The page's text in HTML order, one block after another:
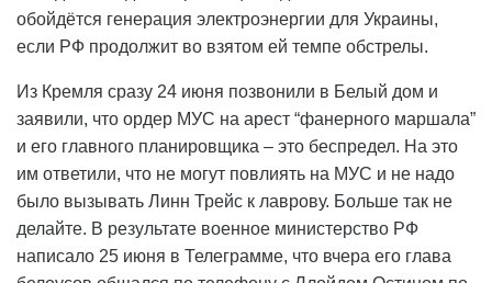
обойдётся генерация электроэнергии для Украины,
если РФ продолжит во взятом ей темпе обстрелы.
Из Кремля сразу 24 июня позвонили в Белый дом и
заявили, что ордер МУС на арест “фанерного маршала”
и его главного планировщика – это беспредел. На это
им ответили, что не могут повлиять на МУС и не надо
было вызывать Линн Трейс к лаврову. Больше так не
делайте. В результате военное министерство РФ
написало 25 июня в Телеграмме, что вчера его глава